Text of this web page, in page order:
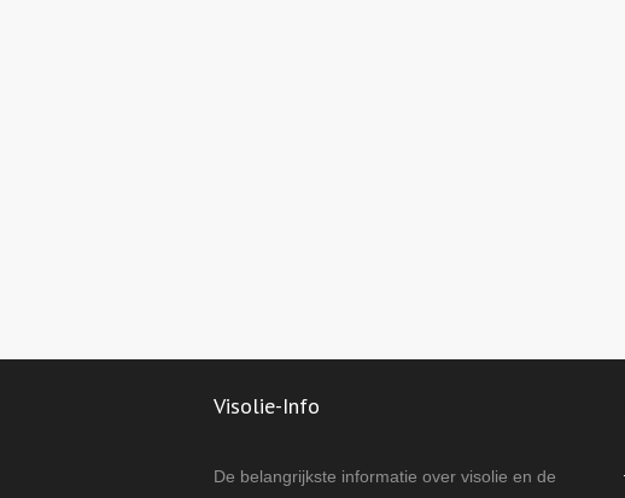
Visolie-Info
De belangrijkste informatie over visolie en de